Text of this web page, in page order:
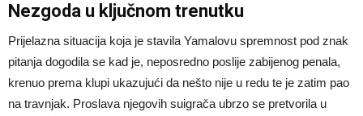
Nezgoda u ključnom trenutku
Prijelazna situacija koja je stavila Yamalovu spremnost pod znak
pitanja dogodila se kad je, neposredno poslije zabijenog penala,
krenuo prema klupi ukazujući da nešto nije u redu te je zatim pao
na travnjak. Proslava njegovih suigrača ubrzo se pretvorila u